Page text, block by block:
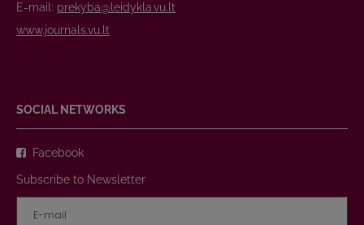
E-mail: prekyba@leidykla.vu.lt
www.journals.vu.lt
SOCIAL NETWORKS
Facebook
Subscribe to Newsletter